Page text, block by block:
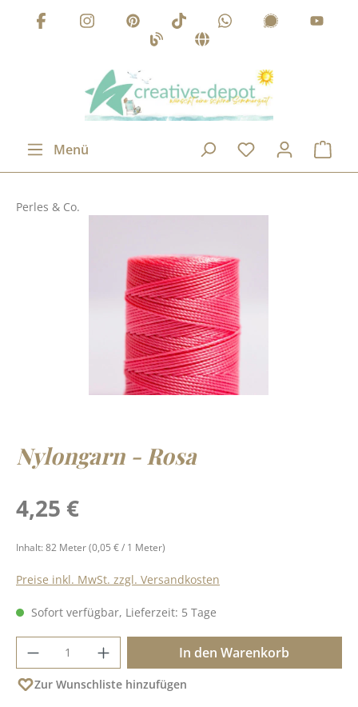
Zum Hauptinhalt springen
Menü
Perles & Co.
Nylongarn - Rosa
Regulärer Preis:
4,25 €
Inhalt: 82 Meter(0,05 € / 1 Meter)
Preise inkl. MwSt. zzgl. Versandkosten
Sofort verfügbar, Lieferzeit: 5 Tage
Produkt Anzahl: Gib den gewünschten
In den Warenkorb
Zur Wunschliste hinzufügen